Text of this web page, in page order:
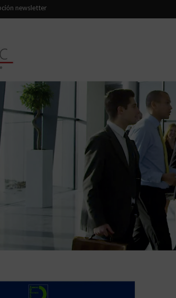
newsletter